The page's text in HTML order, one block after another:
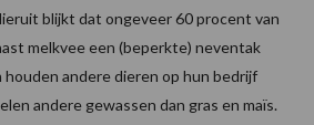
blijkt dat ongeveer 60 procent van
melkvee een (beperkte) neventak
houden andere dieren op hun bedrijf
andere gewassen dan gras en maïs.